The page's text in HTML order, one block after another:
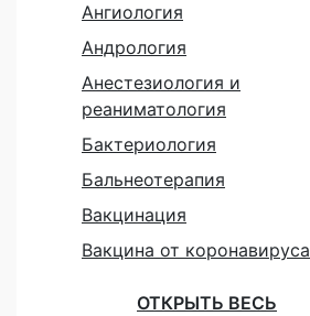
Ангиология
Андрология
Анестезиология и
реаниматология
Бактериология
Бальнеотерапия
Вакцинация
Вакцина от коронавируса
ОТКРЫТЬ ВЕСЬ